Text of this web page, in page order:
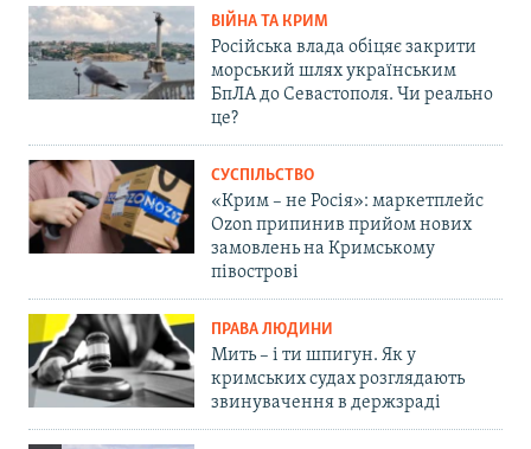
ВІЙНА ТА КРИМ
Російська влада обіцяє закрити
морський шлях українським
БпЛА до Севастополя. Чи реально
це?
СУСПІЛЬСТВО
«Крим – не Росія»: маркетплейс
Ozon припинив прийом нових
замовлень на Кримському
півострові
ПРАВА ЛЮДИНИ
Мить – і ти шпигун. Як у
кримських судах розглядають
звинувачення в держзраді